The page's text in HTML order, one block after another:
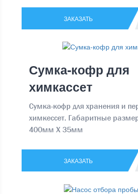
ЗАКАЗАТЬ
Сумка-кофр для
химкассет
Сумка-кофр для хранения и
химкессет. Габаритные
400мм Х 35мм
ЗАКАЗАТЬ